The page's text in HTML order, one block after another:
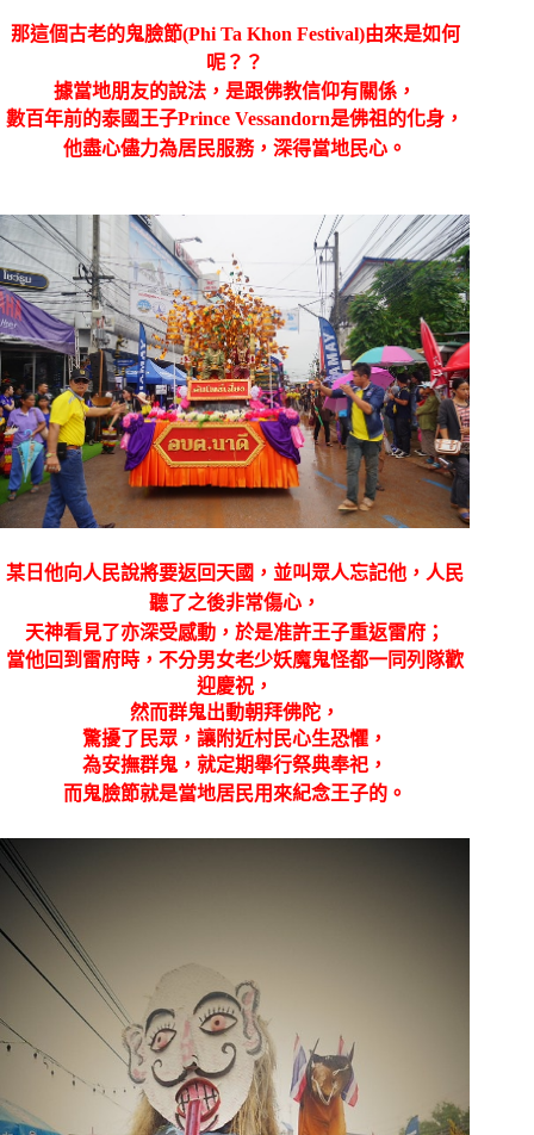
那這個古老的鬼臉節(Phi Ta Khon Festival)由來是如何
呢？？
據當地朋友的說法，是跟佛教信仰有關係，
數百年前的泰國王子Prince Vessandorn是佛祖的化身，
他盡心儘力為居民服務，深得當地民心。
某日他向人民說將要返回天國，並叫眾人忘記他，人民
聽了之後非常傷心，
天神看見了亦深受感動，於是准許王子重返雷府；
當他回到雷府時，不分男女老少妖魔鬼怪都一同列隊歡
迎慶祝，
然而群鬼出動朝拜佛陀，
驚擾了民眾，讓附近村民心生恐懼，
為安撫群鬼，就定期舉行祭典奉祀，
而鬼臉節就是當地居民用來紀念王子的。